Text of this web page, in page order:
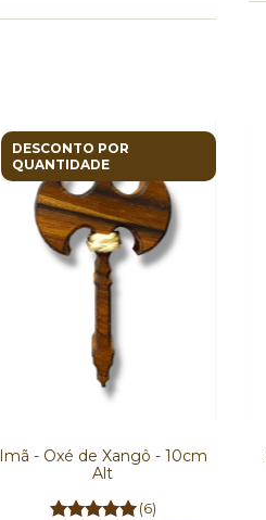
DESCONTO POR
QUANTIDADE
Imã - Oxé de Xangô - 10cm
Alt
(6)